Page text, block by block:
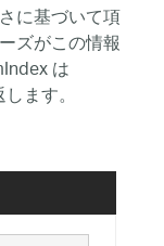
に基づいて項
ズがこの情報
は
ます。